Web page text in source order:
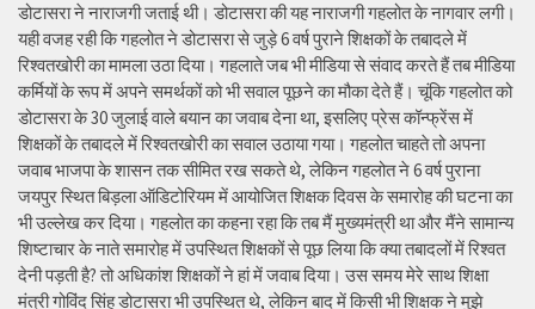
डोटासरा ने नाराजगी जताई थी। डोटासरा की यह नाराजगी गहलोत के नागवार लगी।
यही वजह रही कि गहलोत ने डोटासरा से जुड़े 6 वर्ष पुराने शिक्षकों के तबादले में
रिश्वतखोरी का मामला उठा दिया। गहलाते जब भी मीडिया से संवाद करते हैं तब मीडिया
कर्मियों के रूप में अपने समर्थकों को भी सवाल पूछने का मौका देते हैं। चूंकि गहलोत को
डोटासरा के 30 जुलाई वाले बयान का जवाब देना था, इसलिए प्रेस कॉन्फ्रेंस में
शिक्षकों के तबादले में रिश्वतखोरी का सवाल उठाया गया। गहलोत चाहते तो अपना
जवाब भाजपा के शासन तक सीमित रख सकते थे, लेकिन गहलोत ने 6 वर्ष पुराना
जयपुर स्थित बिड़ला ऑडिटोरियम में आयोजित शिक्षक दिवस के समारोह की घटना का
भी उल्लेख कर दिया। गहलोत का कहना रहा कि तब मैं मुख्यमंत्री था और मैंने सामान्य
शिष्टाचार के नाते समारोह में उपस्थित शिक्षकों से पूछ लिया कि क्या तबादलों में रिश्वत
देनी पड़ती है? तो अधिकांश शिक्षकों ने हां में जवाब दिया। उस समय मेरे साथ शिक्षा
मंत्री गोविंद सिंह डोटासरा भी उपस्थित थे, लेकिन बाद में किसी भी शिक्षक ने मुझे